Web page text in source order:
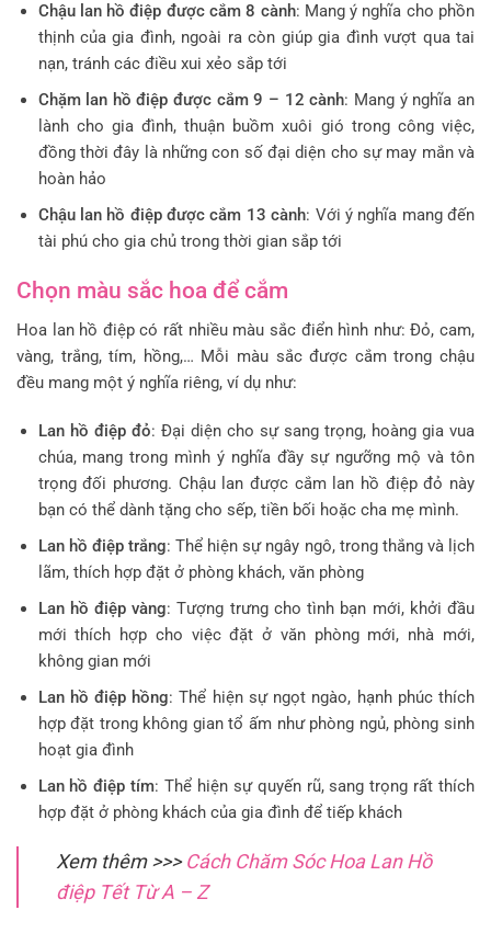
Chậu lan hồ điệp được cắm 8 cành: Mang ý nghĩa cho phồn
thịnh của gia đình, ngoài ra còn giúp gia đình vượt qua tai
nạn, tránh các điều xui xẻo sắp tới
Chặm lan hồ điệp được cắm 9 – 12 cành: Mang ý nghĩa an
lành cho gia đình, thuận buồm xuôi gió trong công việc,
đồng thời đây là những con số đại diện cho sự may mắn và
hoàn hảo
Chậu lan hồ điệp được cắm 13 cành: Với ý nghĩa mang đến
tài phú cho gia chủ trong thời gian sắp tới
Chọn màu sắc hoa để cắm
Hoa lan hồ điệp có rất nhiều màu sắc điển hình như: Đỏ, cam,
vàng, trắng, tím, hồng,… Mỗi màu sắc được cắm trong chậu
đều mang một ý nghĩa riêng, ví dụ như:
Lan hồ điệp đỏ: Đại diện cho sự sang trọng, hoàng gia vua
chúa, mang trong mình ý nghĩa đầy sự ngưỡng mộ và tôn
trọng đối phương. Chậu lan được cắm lan hồ điệp đỏ này
bạn có thể dành tặng cho sếp, tiền bối hoặc cha mẹ mình.
Lan hồ điệp trắng: Thể hiện sự ngây ngô, trong thắng và lịch
lãm, thích hợp đặt ở phòng khách, văn phòng
Lan hồ điệp vàng: Tượng trưng cho tình bạn mới, khởi đầu
mới thích hợp cho việc đặt ở văn phòng mới, nhà mới,
không gian mới
Lan hồ điệp hồng: Thể hiện sự ngọt ngào, hạnh phúc thích
hợp đặt trong không gian tổ ấm như phòng ngủ, phòng sinh
hoạt gia đình
Lan hồ điệp tím: Thể hiện sự quyến rũ, sang trọng rất thích
hợp đặt ở phòng khách của gia đình để tiếp khách
Xem thêm >>>Cách Chăm Sóc Hoa Lan Hồ
điệp Tết Từ A – Z